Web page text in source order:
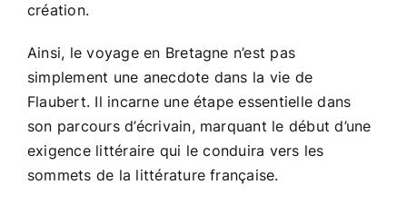
création.
Ainsi, le voyage en Bretagne n’est pas
simplement une anecdote dans la vie de
Flaubert. Il incarne une étape essentielle dans
son parcours d’écrivain, marquant le début d’une
exigence littéraire qui le conduira vers les
sommets de la littérature française.